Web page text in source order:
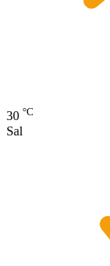
30 °C
Sal